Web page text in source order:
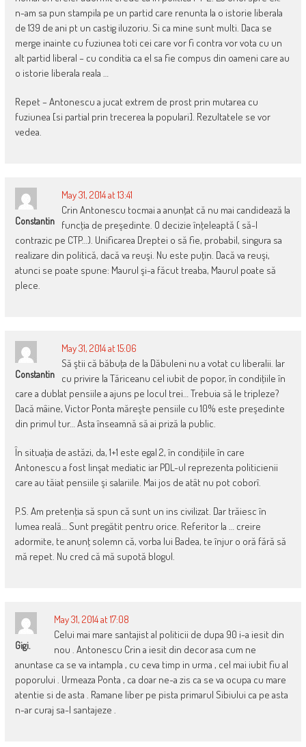
n-am sa pun stampila pe un partid care renunta la o istorie liberala
de 139 de ani pt un castig iluzoriu. Si ca mine sunt multi. Daca se
merge inainte cu fuziunea toti cei care vor fi contra vor vota cu un
alt partid liberal – cu conditia ca el sa fie compus din oameni care au
o istorie liberala reala …
Repet – Antonescu a jucat extrem de prost prin mutarea cu
fuziunea [si partial prin trecerea la populari]. Rezultatele se vor
vedea.
Constantin
May 31, 2014 at 13:41
Crin Antonescu tocmai a anunţat că nu mai candidează la
funcţia de preşedinte. O decizie înţeleaptă ( să-l
contrazic pe CTP…). Unificarea Dreptei o să fie, probabil, singura sa
realizare din politică, dacă va reuşi. Nu este puţin. Dacă va reuşi,
atunci se poate spune: Maurul şi-a făcut treaba, Maurul poate să
plece.
Constantin
May 31, 2014 at 15:06
Să ştii că băbuţa de la Dăbuleni nu a votat cu liberalii. Iar
cu privire la Tăriceanu cel iubit de popor, în condiţiile în
care a dublat pensiile a ajuns pe locul trei… Trebuia să le tripleze?
Dacă mâine, Victor Ponta măreşte pensiile cu 10% este preşedinte
din primul tur… Asta înseamnă să ai priză la public.
În situaţia de astăzi, da, 1+1 este egal 2, în condiţiile în care
Antonescu a fost linşat mediatic iar PDL-ul reprezenta politicienii
care au tăiat pensiile şi salariile. Mai jos de atât nu pot coborî.
P.S. Am pretenţia să spun că sunt un ins civilizat. Dar trăiesc în
lumea reală… Sunt pregătit pentru orice. Referitor la … creire
adormite, te anunţ solemn că, vorba lui Badea, te înjur o oră fără să
mă repet. Nu cred că mă supotă blogul.
Gigi.
May 31, 2014 at 17:08
Celui mai mare santajist al politicii de dupa 90 i-a iesit din
nou . Antonescu Crin a iesit din decor asa cum ne
anuntase ca se va intampla , cu ceva timp in urma , cel mai iubit fiu al
poporului . Urmeaza Ponta , ca doar ne-a zis ca se va ocupa cu mare
atentie si de asta . Ramane liber pe pista primarul Sibiului ca pe asta
n-ar curaj sa-l santajeze .